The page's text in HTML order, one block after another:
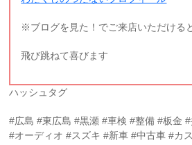
※ブログを見た！でご来店いただける
飛び跳ねて喜びます
ハッシュタグ
#広島 #東広島 #黒瀬 #車検 #整備 #板金
#オーディオ #スズキ #新車 #中古車 #カ